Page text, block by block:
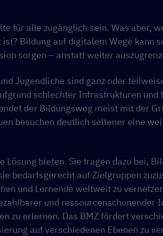
für alle zugänglich sein. Was aber,
Bildung auf digitalem Wege kann
sorgen – anstatt weiter
Jugendliche sind ganz oder
schlechter Infrastrukturen und
der Bildungsweg meist mit der
besuchen deutlich seltener eine
Lösung bieten. Sie tragen dazu bei,
bedarfsgerecht auf Zielgruppen
und Lernende weltweit zu
und ressourcenschonender
zu erlernen. Das BMZ fördert
auf verschiedenen Ebenen zu